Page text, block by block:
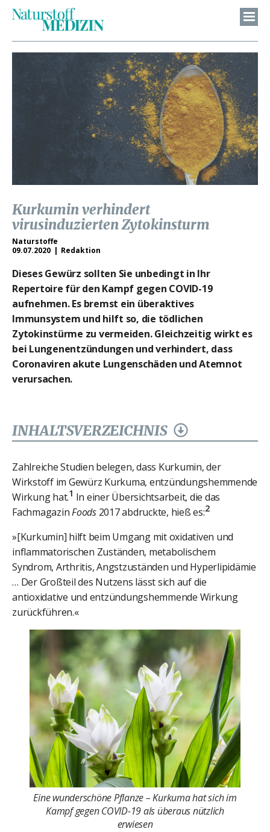
Kurkumin verhindert
virusinduzierten Zytokinsturm
Naturstoffe
09.07.2020
Redaktion
Dieses Gewürz sollten Sie unbedingt in Ihr
Repertoire für den Kampf gegen COVID-19
aufnehmen. Es bremst ein überaktives
Immunsystem und hilft so, die tödlichen
Zytokinstürme zu vermeiden. Gleichzeitig wirkt es
bei Lungenentzündungen und verhindert, dass
Coronaviren akute Lungenschäden und Atemnot
verursachen.
INHALTSVERZEICHNIS
Zahlreiche Studien belegen, dass Kurkumin, der
Wirkstoff im Gewürz Kurkuma, entzündungshemmende
Wirkung hat.1 In einer Übersichtsarbeit, die das
FachmagazinFoods 2017 abdruckte, hieß es:2
»[Kurkumin] hilft beim Umgang mit oxidativen und
inflammatorischen Zuständen, metabolischem
Syndrom, Arthritis, Angstzuständen und Hyperlipidämie
… Der Großteil des Nutzens lässt sich auf die
antioxidative und entzündungshemmende Wirkung
zurückführen.«
Eine wunderschöne Pflanze – Kurkuma hat sich im
Kampf gegen COVID-19 als überaus nützlich
erwiesen